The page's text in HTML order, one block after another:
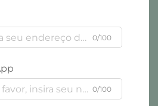
0/100
0/100